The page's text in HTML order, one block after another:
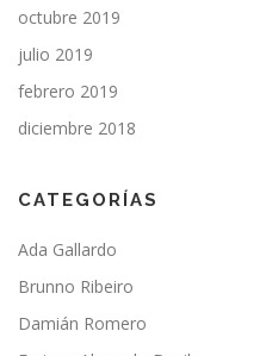
octubre 2019
julio 2019
febrero 2019
diciembre 2018
CATEGORÍAS
Ada Gallardo
Brunno Ribeiro
Damián Romero